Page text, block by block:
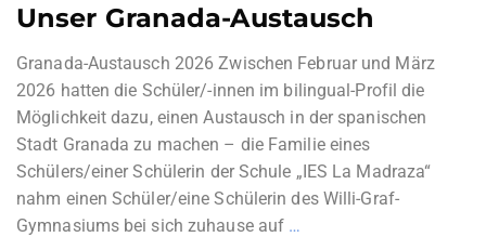
Unser Granada-Austausch
Granada-Austausch 2026 Zwischen Februar und März
2026 hatten die Schüler/-innen im bilingual-Profil die
Möglichkeit dazu, einen Austausch in der spanischen
Stadt Granada zu machen – die Familie eines
Schülers/einer Schülerin der Schule „IES La Madraza“
nahm einen Schüler/eine Schülerin des Willi-Graf-
Gymnasiums bei sich zuhause auf …